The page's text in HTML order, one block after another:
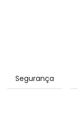
Segurança